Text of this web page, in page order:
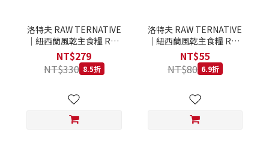
洛特夫 RAW TERNATIVE
｜紐西蘭風乾主食糧 RT3
羊肉 142g｜風乾主食糧 羊
肉 全齡犬 狗飼料
NT$279
NT$330 8.5折
洛特夫 RAW TERNATIVE
｜紐西蘭風乾主食糧 RT1
牛肉 25g｜風乾主食糧 牛
肉 全齡犬 狗飼料
NT$55
NT$80 6.9折